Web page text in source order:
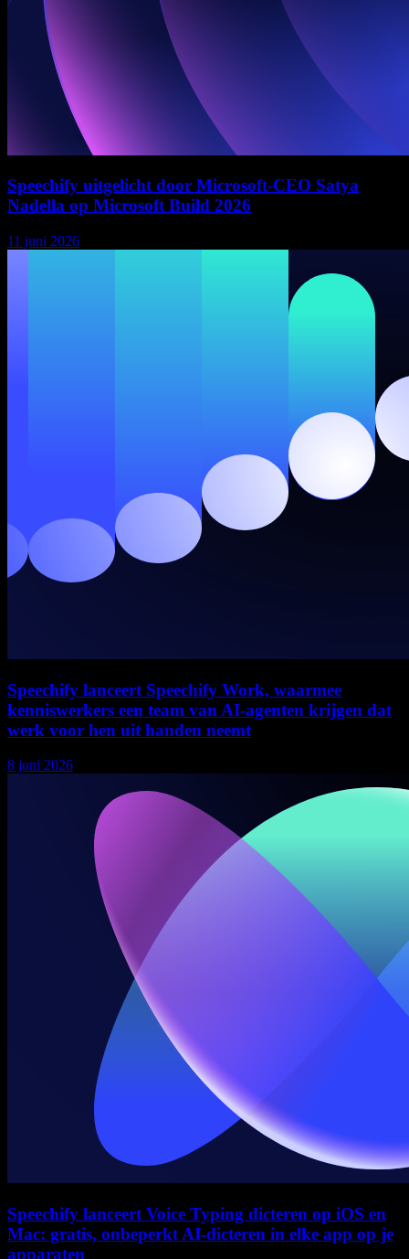
Speechify uitgelicht door Microsoft-CEO Satya
Nadella op Microsoft Build 2026
11 juni 2026
Speechify lanceert Speechify Work, waarmee
kenniswerkers een team van AI-agenten krijgen dat
werk voor hen uit handen neemt
8 juni 2026
Speechify lanceert Voice Typing dicteren op iOS en
Mac: gratis, onbeperkt AI-dicteren in elke app op je
apparaten